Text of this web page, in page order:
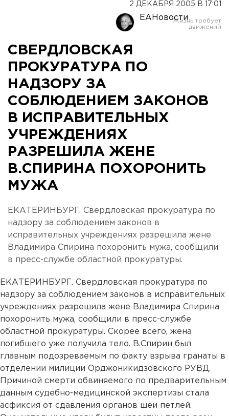
2 ДЕКАБРЯ 2005 В 17:01
ЕАНовости
СВЕРДЛОВСКАЯ
ПРОКУРАТУРА ПО
НАДЗОРУ ЗА
СОБЛЮДЕНИЕМ ЗАКОНОВ
В ИСПРАВИТЕЛЬНЫХ
УЧРЕЖДЕНИЯХ
РАЗРЕШИЛА ЖЕНЕ
В.СПИРИНА ПОХОРОНИТЬ
МУЖА
ЕКАТЕРИНБУРГ. Свердловская прокуратура по
надзору за соблюдением законов в
исправительных учреждениях разрешила жене
Владимира Спирина похоронить мужа, сообщили
в пресс-службе областной прокуратуры.
ЕКАТЕРИНБУРГ. Свердловская прокуратура по
надзору за соблюдением законов в исправительных
учреждениях разрешила жене Владимира Спирина
похоронить мужа, сообщили в пресс-службе
областной прокуратуры. Скорее всего, жена
погибшего уже получила тело. В.Спирин был
главным подозреваемым по факту взрыва гранаты в
отделении милиции Орджоникидзовского РУВД.
Причиной смерти обвиняемого по предварительным
данным судебно-медицинской экспертизы стала
асфиксия от сдавления органов шеи петлей.